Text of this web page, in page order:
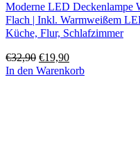
Moderne LED
Flach | Inkl. Warmweißem
Küche, Flur, Schlafzimmer
€32,90 Ursprünglicher
Preis
€19,90Aktueller
Preis
In den Warenkorb